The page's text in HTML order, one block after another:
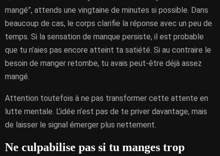
mangé”, attends une vingtaine de minutes si possible. Dans
beaucoup de cas, le corps clarifie la réponse avec un peu de
temps. Si la sensation de manque persiste, il est probable
que tu n’aies pas encore atteint ta satiété. Si au contraire le
besoin de manger retombe, tu avais peut-être déjà assez
mangé.
Attention toutefois à ne pas transformer cette attente en
lutte mentale. L’idée n’est pas de te priver davantage, mais
de laisser le signal émerger plus nettement.
Ne culpabilise pas si tu manges trop